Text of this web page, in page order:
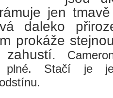
jen
daleko
prokáže
zahustí.
plné. Stačí je